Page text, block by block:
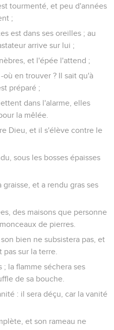
tourmenté, et peu d'années
;
est dans ses oreilles ; au
arrive sur lui ;
et l'épée l'attend ;
où en trouver ? Il sait qu'à
préparé ;
dans l'alarme, elles
la mêlée.
Dieu, et il s'élève contre le
sous les bosses épaisses
et a rendu gras ses
des maisons que personne
de pierres.
bien ne subsistera pas, et
sur la terre.
; la flamme séchera ses
de sa bouche.
: il sera déçu, car la vanité
et son rameau ne